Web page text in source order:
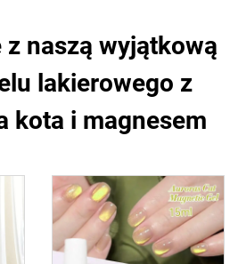
z naszą wyjątkową
lakierowego z
kota i magnesem